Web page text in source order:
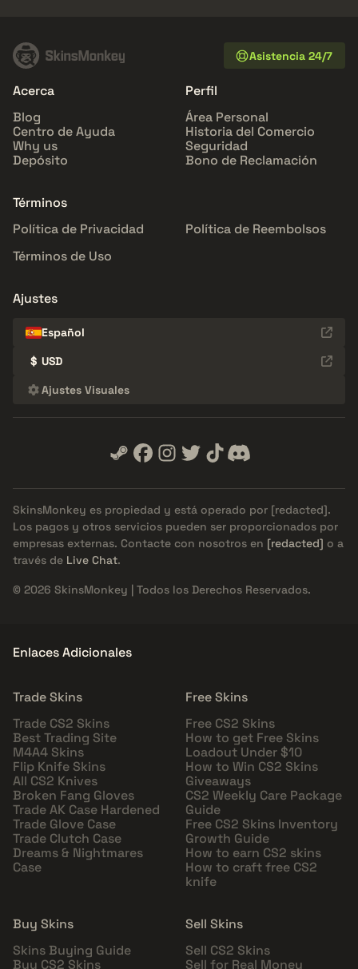
Asistencia 24/7
Acerca
Blog
Centro de Ayuda
Why us
Depósito
Perfil
Área Personal
Historia del Comercio
Seguridad
Bono de Reclamación
Términos
Política de Privacidad
Política de Reembolsos
Términos de Uso
Ajustes
Español
$ USD
Ajustes Visuales
SkinsMonkey es propiedad y está operado por [redacted].
Los pagos y otros servicios pueden ser proporcionados por
empresas externas. Contacte con nosotros en [redacted] o a
través de Live Chat.
© 2026 SkinsMonkey | Todos los Derechos Reservados.
Enlaces Adicionales
Trade Skins
Trade CS2 Skins
Best Trading Site
M4A4 Skins
Flip Knife Skins
All CS2 Knives
Broken Fang Gloves
Trade AK Case Hardened
Trade Glove Case
Trade Clutch Case
Dreams & Nightmares
Case
Free Skins
Free CS2 Skins
How to get Free Skins
Loadout Under $10
How to Win CS2 Skins
Giveaways
CS2 Weekly Care Package
Guide
Free CS2 Skins Inventory
Growth Guide
How to earn CS2 skins
How to craft free CS2
knife
Buy Skins
Skins Buying Guide
Buy CS2 Skins
Sell Skins
Sell CS2 Skins
Sell for Real Money